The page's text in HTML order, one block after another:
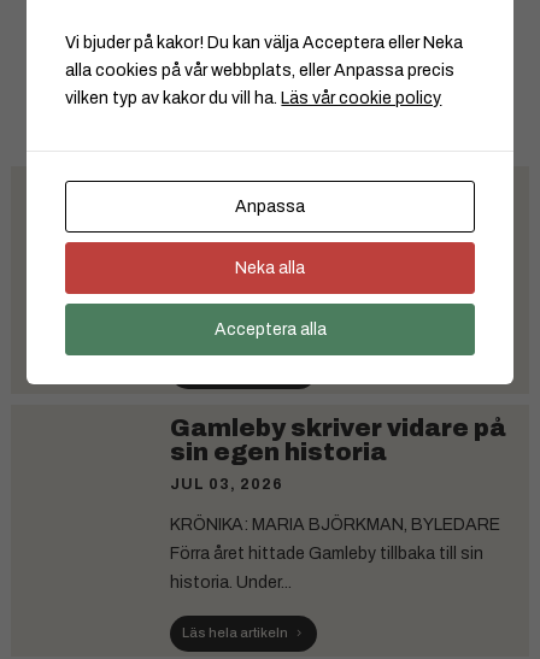
Taggar: Bysamverkan| Gamleby | Gamlebyplatsen
Vi tar semester!
Nu tar vi semester så kontoret är stängt
under perioden 8-31 juli 2026.Vi är åter
måndag 3 augusti...
Gamleby skriver vidare på
sin egen historia
JUL 03, 2026
KRÖNIKA: MARIA BJÖRKMAN, BYLEDARE
Förra året hittade Gamleby tillbaka till sin
historia. Under...
Läs hela artikeln
Vi bjuder på kakor! Du kan välja Acceptera eller Neka
alla cookies på vår webbplats, eller Anpassa precis
vilken typ av kakor du vill ha.Läs vår cookie policy
Anpassa
Neka alla
Acceptera alla